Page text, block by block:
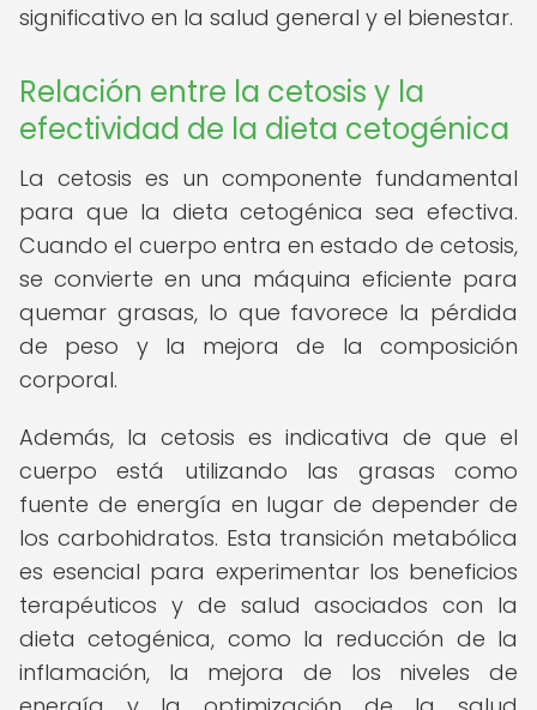
significativo en la salud general y el bienestar.
Relación entre la cetosis y la
efectividad de la dieta cetogénica
La cetosis es un componente fundamental
para que la dieta cetogénica sea efectiva.
Cuando el cuerpo entra en estado de cetosis,
se convierte en una máquina eficiente para
quemar grasas, lo que favorece la pérdida
de peso y la mejora de la composición
corporal.
Además, la cetosis es indicativa de que el
cuerpo está utilizando las grasas como
fuente de energía en lugar de depender de
los carbohidratos. Esta transición metabólica
es esencial para experimentar los beneficios
terapéuticos y de salud asociados con la
dieta cetogénica, como la reducción de la
inflamación, la mejora de los niveles de